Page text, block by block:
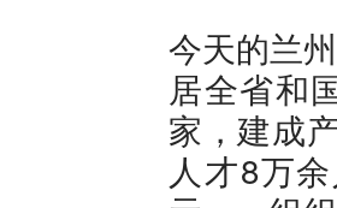
今天的兰
居全省和
家，建成
人才8万